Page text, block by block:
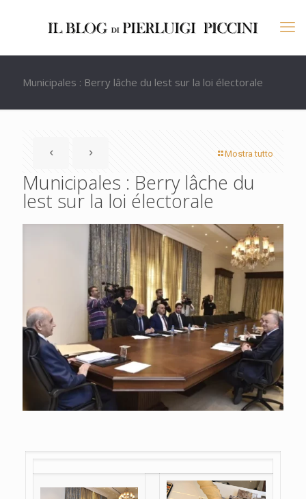
Municipales : Berry lâche du lest sur la loi électorale
Mostra tutto
Municipales : Berry lâche du
lest sur la loi électorale